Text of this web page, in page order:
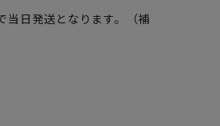
当日発送となります。（補